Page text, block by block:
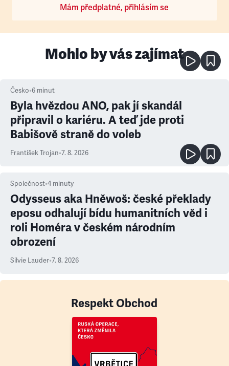
Mám předplatné, přihlásím se
Mohlo by vás zajímat
Česko•6 minut
Byla hvězdou ANO, pak jí skandál
připravil o kariéru. A teď jde proti
Babišově straně do voleb
František Trojan•7. 8. 2026
Společnost•4 minuty
Odysseus aka Hněwoš: české překlady
eposu odhalují bídu humanitních věd i
roli Homéra v českém národním
obrození
Silvie Lauder•7. 8. 2026
Respekt Obchod